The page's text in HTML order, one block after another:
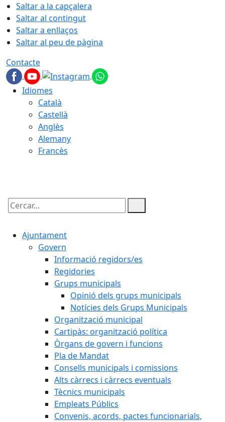
Saltar a la capçalera
Saltar al contingut
Saltar a enllaços
Saltar al peu de pàgina
Contacte
Idiomes
Català
Castellà
Anglès
Alemany
Francès
Cercar:
Ajuntament
Govern
Informació regidors/es
Regidories
Grups municipals
Opinió dels grups municipals
Notícies dels Grups Municipals
Organització municipal
Cartipàs: organització política
Òrgans de govern i funcions
Pla de Mandat
Consells municipals i comissions
Alts càrrecs i càrrecs eventuals
Tècnics municipals
Empleats Públics
Convenis, acords, pactes funcionarials,